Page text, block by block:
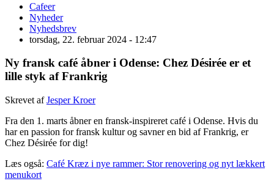
Cafeer
Nyheder
Nyhedsbrev
torsdag, 22. februar 2024 - 12:47
Ny fransk café åbner i Odense: Chez Désirée er et
lille styk af Frankrig
Skrevet afJesper Kroer
Fra den 1. marts åbner en fransk-inspireret café i Odense. Hvis du
har en passion for fransk kultur og savner en bid af Frankrig, er
Chez Désirée for dig!
Læs også: Café Kræz i nye rammer: Stor renovering og nyt lækkert
menukort